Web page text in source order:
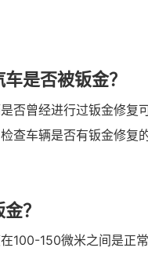
是否被钣金？
否曾经进行过钣金修复
查车辆是否有钣金修复
？
100-150微米之间是正